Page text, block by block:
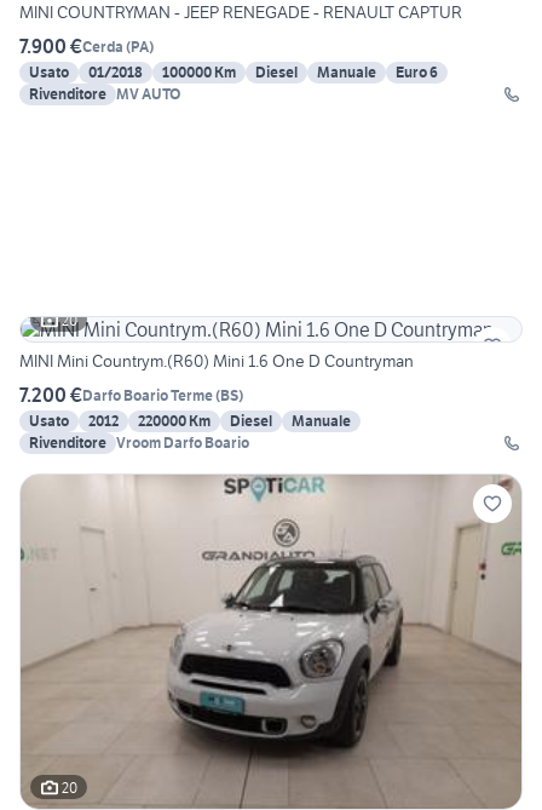
MINI COUNTRYMAN - JEEP RENEGADE - RENAULT CAPTUR
7.900 €Cerda (PA)
Usato
01/2018 100000 Km Diesel Manuale
Euro 6
Rivenditore MV AUTO
20
MINI Mini Countrym.(R60) Mini 1.6 One D Countryman
7.200 €Darfo Boario Terme(BS)
Usato
2012 220000 Km Diesel
Manuale
Rivenditore Vroom Darfo Boario
20